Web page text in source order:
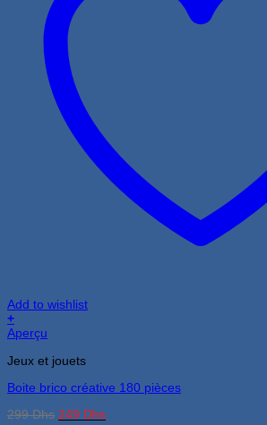
Add to wishlist
+
Aperçu
Jeux et jouets
Boite brico créative 180 pièces
299Dhs Le
249 DhsLe